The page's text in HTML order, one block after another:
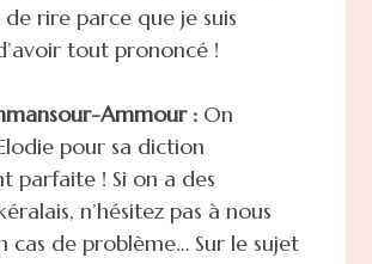
rire parce que je suis
tout prononcé !
Ammour :On
pour sa diction
parfaite ! Si on a des
n’hésitez pas à nous
cas de problème… Sur le sujet